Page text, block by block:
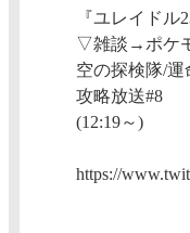
『ユレイドル
▽雑談→ポケ
空の探検隊/運
攻略放送#8
(12:19～)
https://